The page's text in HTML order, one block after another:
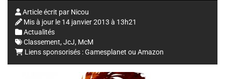
Article écrit par Nicou
Mis à jour le 14 janvier 2013 à 13h21
Actualités
Classement, JcJ, McM
Liens sponsorisés :Gamesplanet ou Amazon